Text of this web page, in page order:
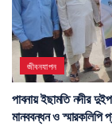
জীবনযাপন
পাবনায় ইছামতি নদীর
মানববন্ধন ও স্মারকলিপি